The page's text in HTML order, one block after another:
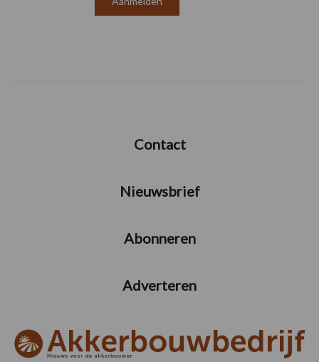
Contact
Nieuwsbrief
Abonneren
Adverteren